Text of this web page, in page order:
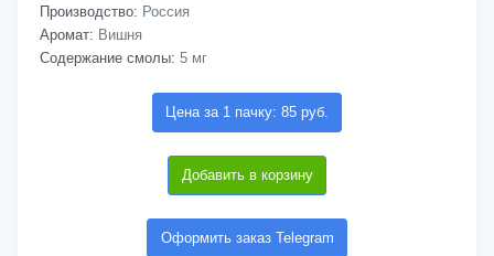
Производство: Россия
Аромат: Вишня
Содержание смолы: 5 мг
Цена за 1 пачку: 85 руб.
Добавить в корзину
Оформить заказ Telegram